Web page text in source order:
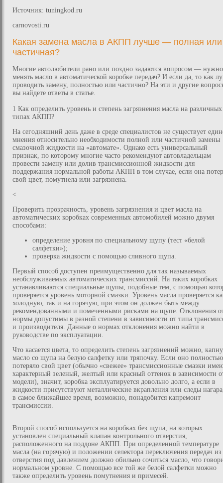
Источник: tuningkod.ru
carnovosti.ru
Какая замена масла в АКПП лучше — полная или
частичная?
Многие автолюбители рано или поздно задаются вопросом —
менять масло в автоматической коробке передач? И если да, то как
проводить замену, полностью или частично? На эти и другие
вы найдете ответы в статье.
1 Как определить уровень и степень загрязнения масла на различных
типах АКПП?
На сегодняшний день даже в среде специалистов не существует
мнения относительно необходимости полной или частичной замены
смазочной жидкости на «автомате». Однако есть универсальный
признак, по которому многие часто рекомендуют автовладельцам
провести замену или долив трансмиссионной жидкости для
поддержания нормальной работы АКПП в том случае, если она
свой цвет, помутнела или загрязнена.
<
Проверить прозрачность, уровень загрязнения и цвет масла на
автоматических коробках современных автомобилей можно двумя
способами:
определение уровня по специальному щупу (тест «белой
салфетки»);
проверка жидкости с помощью сливного щупа.
Первый способ доступен преимущественно для так называемых
необслуживаемых автоматических трансмиссий. На таких коробках
устанавливаются специальные щупы, подобные тем, с помощью
проверяется уровень моторной смазки. Уровень масла проверяется
холодную, так и на горячую, при этом он должен быть между
рекомендованными и помеченными рисками на щупе. Отклонения
нормы допустимы в разной степени в зависимости от типа
и производителя. Данные о нормах отклонения можно найти в
руководстве по эксплуатации.
Что касается цвета, то определить степень загрязнений можно,
масло со щупа на белую салфетку или тряпочку. Если оно полностью
потеряло свой цвет (обычно «свежее» трансмиссионные смазки
характерный зеленый, желтый или красный оттенок в зависимости
модели), значит, коробка эксплуатируется довольно долго, а если в
жидкости присутствуют металлические вкрапления или следы
в самое ближайшее время, возможно, понадобится капремонт
трансмиссии.
Второй способ используется на коробках без щупа, на которых
установлен специальный клапан контрольного отверстия,
расположенного на поддоне АКПП. При определенной температуре
масла (на горячую) и положении селектора переключения передач из
отверстия под давлением должно обильно сочиться масло, что
нормальном уровне. С помощью все той же белой салфетки можно
также определить уровень помутнения и примесей.